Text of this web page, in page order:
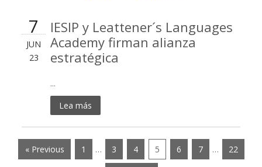
7
JUN
23
IESIP y Leattener´s Languages
Academy firman alianza
estratégica
...
Lea más
« Previous 1 … 3 4 5 6 7 … 22